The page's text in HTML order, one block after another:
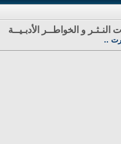
النـثـر و الخواطــر الأدبـيــة
..